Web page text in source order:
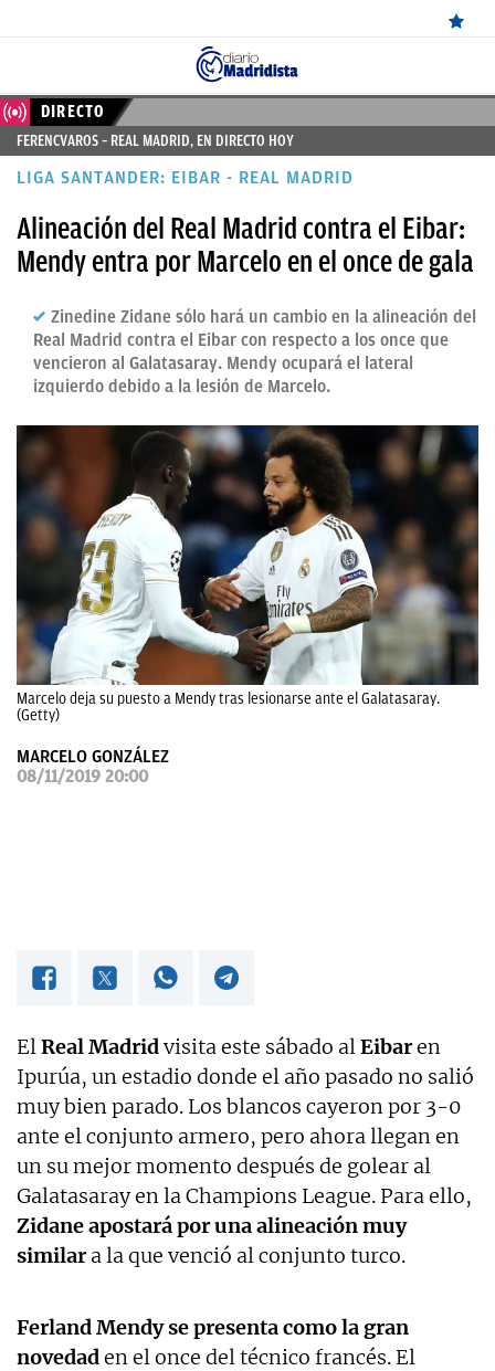
ÚLTIMAS
NOTICIAS
MADRID
BALONCESTO
CANTERA
FICHAJES
DIRECTO
FEMENINO
PAPARAZZI
OKDIARIO
DIRECTO
FERENCVAROS – REAL MADRID, EN DIRECTO HOY
LIGA SANTANDER: EIBAR - REAL MADRID
Alineación del Real Madrid contra el Eibar:
Mendy entra por Marcelo en el once de gala
Zinedine Zidane sólo hará un cambio en la alineación del
Real Madrid contra el Eibar con respecto a los once que
vencieron al Galatasaray. Mendy ocupará el lateral
izquierdo debido a la lesión de Marcelo.
Marcelo deja su puesto a Mendy tras lesionarse ante el Galatasaray.
(Getty)
MARCELO GONZÁLEZ
08/11/2019 20:00
ElReal Madridvisita este sábado alEibaren
Ipurúa, un estadio donde el año pasado no salió
muy bien parado. Los blancos cayeron por 3-0
ante el conjunto armero, pero ahora llegan en
un su mejor momento después de golear al
Galatasaray en la Champions League. Para ello,
Zidane apostará por una alineación muy
similara la que venció al conjunto turco.
Ferland Mendy se presenta como la gran
novedaden el once del técnico francés. El